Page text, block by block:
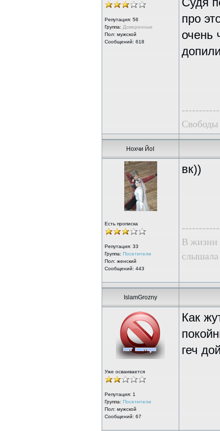
Репутация: 56
Группа: Доверенные
Пол: мужской
Сообщений: 618
про
очень
Свободы
Нохчи ЙоI
Есть прописка
Репутация: 33
Группа: Посетители
Пол: женский
Сообщений: 443
вк))
В жизни
IslamGrozny
Уже осваивается
Репутация: 1
Группа: Посетители
Пол: мужской
Сообщений: 67
Как
геч